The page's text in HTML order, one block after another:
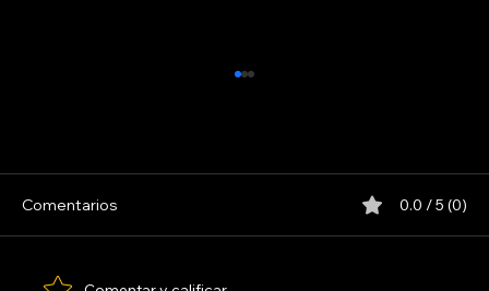
MAFALDA. LA PELÍCULA 1993
Comentarios 0.0 / 5 (0)